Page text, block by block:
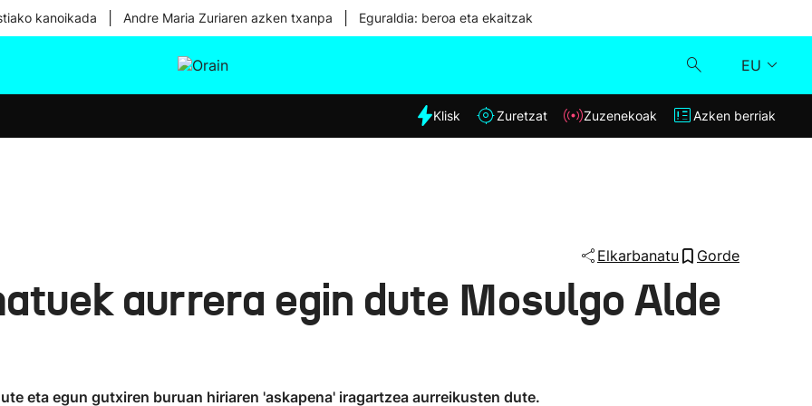
kanoikada Andre Maria Zuriaren azken txanpa Eguraldia: beroa eta ekaitzak
EU
Eguraldia
Klisk
Azken berriak
Klisk Zuretzat Zuzenekoak Azken berriak
Elkarbanatu Gorde
aurrera egin dute Mosulgo Alde
eta egun gutxiren buruan hiriaren 'askapena' iragartzea aurreikusten dute.